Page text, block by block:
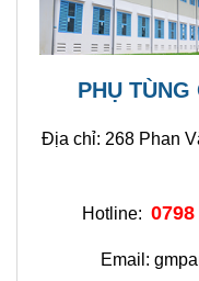
PHỤ
Địa chỉ: 268 Phan
Hotline: 0798
Email: